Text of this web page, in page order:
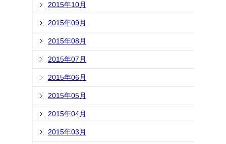
2015年10月
2015年09月
2015年08月
2015年07月
2015年06月
2015年05月
2015年04月
2015年03月